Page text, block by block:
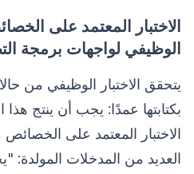
الاختبار المعتمد على
الوظيفي لواجهات برمجة
يتحقق الاختبار الوظيفي من
بكتابتها عمدًا: يجب أن ينتج هذا
الاختبار المعتمد على
العديد من المدخلات المولدة: